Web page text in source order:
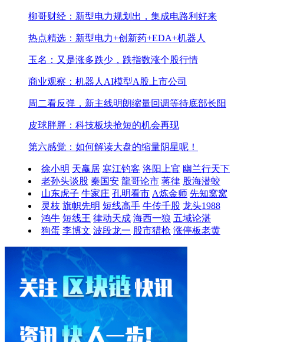
柳哥财经：新型电力规划出，集成电路利好来
热点精选：新型电力+创新药+EDA+机器人
玉名：又是涨多跌少，跌指数涨个股行情
商业观察：机器人AI模型A股上市公司
周二看反弹，新主线明朗缩量回调等待底部长阳
皮球胖胖：科技板块抢短的机会再现
第六感觉：如何解读大盘的缩量阴星呢！
徐小明 天赢居 寒江钓客 洛阳上官 幽兰行天下
老孙头谈股 秦国安 龍哥论市 蒋律 股海潜蛟
山东虎子 牛家庄 孔明看市 A炼金师 先知窝窝
灵枝 旗帜先明 短线高手 牛传千股 龙头1988
鸿牛 短线王 律动天成 海西一狼 五域论湛
狗蛋 李博文 波段龙一 股市猎枪 涨停板老黄